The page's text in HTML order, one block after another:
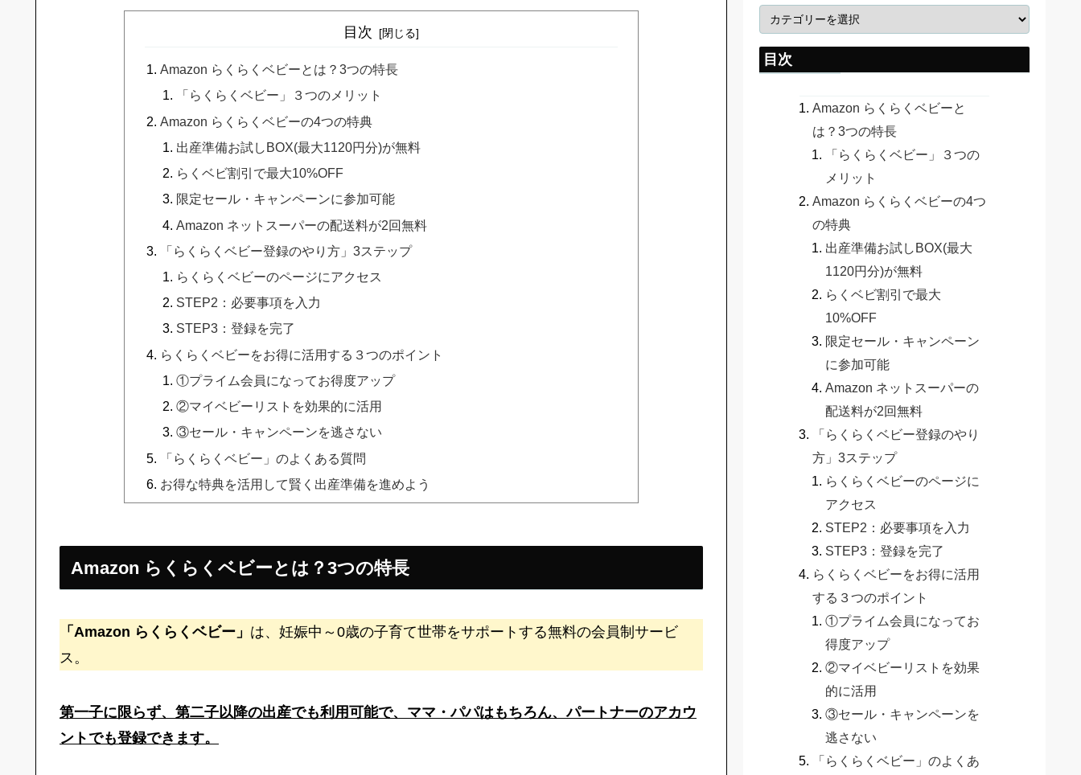
目次
Amazon らくらくベビーとは？3つの特長
「らくらくベビー」３つのメリット
Amazon らくらくベビーの4つの特典
出産準備お試しBOX(最大1120円分)が無料
らくベビ割引で最大10%OFF
限定セール・キャンペーンに参加可能
Amazon ネットスーパーの配送料が2回無料
「らくらくベビー登録のやり方」3ステップ
らくらくベビーのページにアクセス
STEP2：必要事項を入力
STEP3：登録を完了
らくらくベビーをお得に活用する３つのポイント
①プライム会員になってお得度アップ
②マイベビーリストを効果的に活用
③セール・キャンペーンを逃さない
「らくらくベビー」のよくある質問
お得な特典を活用して賢く出産準備を進めよう
Amazon らくらくベビーとは？3つの特長
「Amazon らくらくベビー」 は、妊娠中～0歳の子育て世帯をサポートする無料の会員制サービ
ス。
第一子に限らず、第二子以降の出産でも利用可能で、ママ・パパはもちろん、パートナーのアカウ
ントでも登録できます。
目次
Amazon らくらくベビーと
は？3つの特長
「らくらくベビー」３つの
メリット
Amazon らくらくベビーの4つ
の特典
出産準備お試しBOX(最大
1120円分)が無料
らくベビ割引で最大
10%OFF
限定セール・キャンペーン
に参加可能
Amazon ネットスーパーの
配送料が2回無料
「らくらくベビー登録のやり
方」3ステップ
らくらくベビーのページに
アクセス
STEP2：必要事項を入力
STEP3：登録を完了
らくらくベビーをお得に活用
する３つのポイント
①プライム会員になってお
得度アップ
②マイベビーリストを効果
的に活用
③セール・キャンペーンを
逃さない
「らくらくベビー」のよくあ